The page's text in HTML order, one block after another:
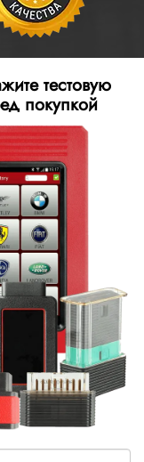
тестовую
покупкой